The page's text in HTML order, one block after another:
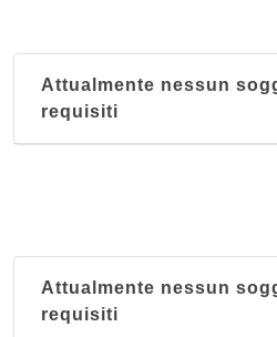
Attualmente nessun
requisiti
Attualmente nessun
requisiti